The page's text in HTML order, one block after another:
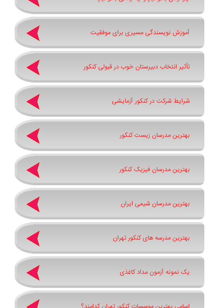
آموزش نویسندگی مسیری برای موفقیت
تأثیر انتخاب دبیرستان خوب در قبولی کنکور
شرایط شرکت در کنکور آزمایشی
بهترین مدرسان زیست کنکور
بهترین مدرسان فیزیک کنکور
بهترین مدرسان شیمی ایران
بهترین مدرسه های کنکور تهران
یک نمونه آزمون مداد کاغذی